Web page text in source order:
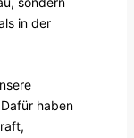
in der
haben